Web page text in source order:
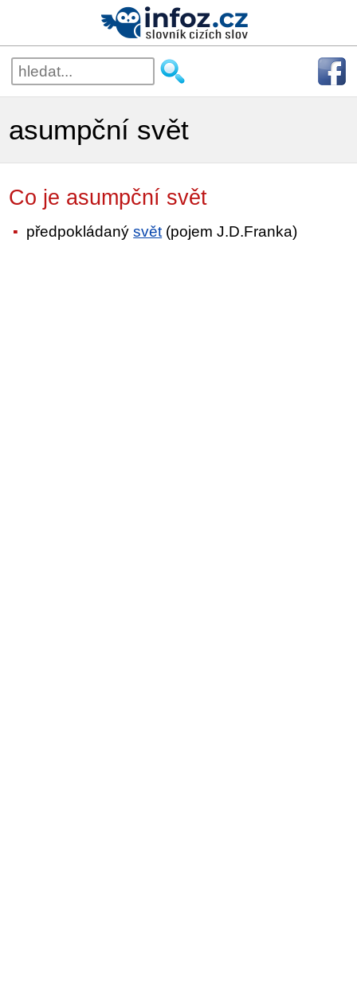
asumpční svět
Co je asumpční svět
předpokládanýsvět (pojem J.D.Franka)